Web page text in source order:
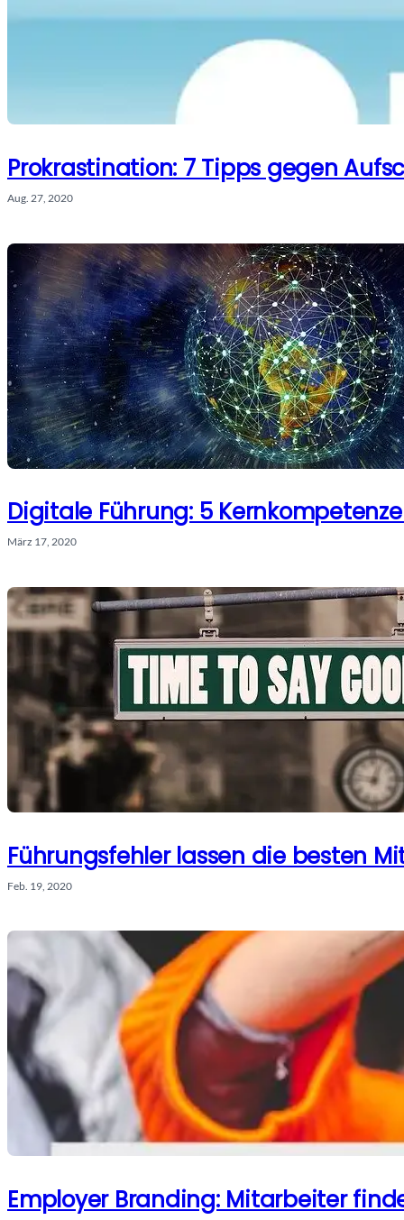
Prokrastination: 7 Tipps gegen
Aug. 27, 2020
Digitale Führung: 5
März 17, 2020
Führungsfehler lassen die besten
Feb. 19, 2020
Employer Branding: Mitarbeiter